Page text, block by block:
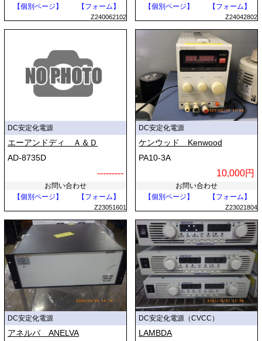
【個別ページ】 【フォーム】
Z240062102
【個別ページ】 【フォーム】
Z24042802
DC安定化電源
エーアンドディ Ａ＆Ｄ
AD-8735D
---------
お問い合わせ
【個別ページ】
【フォーム】
Z23051601
DC安定化電源
ケンウッド Kenwood
PA10-3A
10,000円
お問い合わせ
【個別ページ】
【フォーム】
Z23021804
DC安定化電源
アネルバ ANELVA
DC安定化電源（CVCC）
LAMBDA